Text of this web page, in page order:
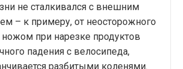
не сталкивался с внешним
– к примеру, от неосторожного
при нарезке продуктов
падения с велосипеда,
разбитыми коленями.